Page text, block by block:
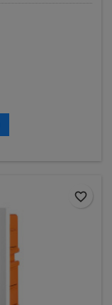
favorite_border